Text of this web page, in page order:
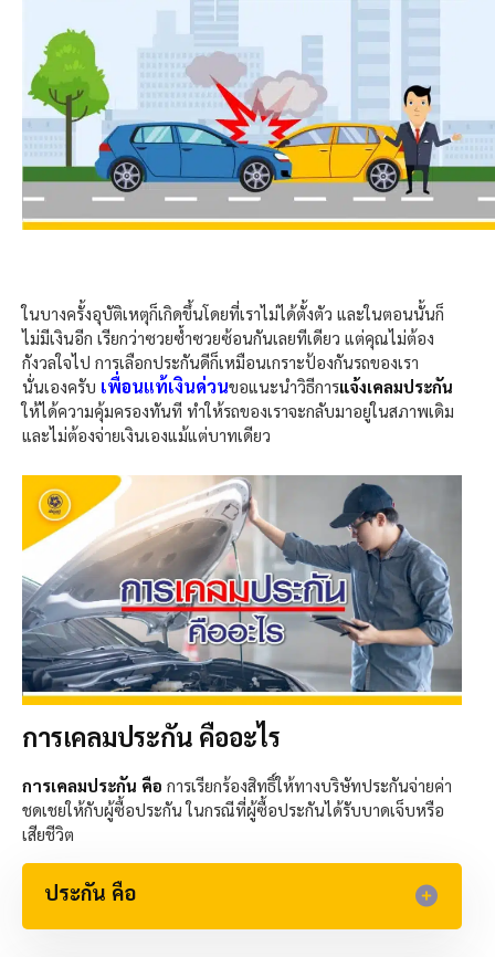
ในบางครั้งอุบัติเหตุก็เกิดขึ้นโดยที่เราไม่ได้ตั้งตัว และในตอนนั้นก็
ไม่มีเงินอีก เรียกว่าซวยซ้ำซวยซ้อนกันเลยทีเดียว แต่คุณไม่ต้อง
กังวลใจไป การเลือกประกันดีก็เหมือนเกราะป้องกันรถของเรา
นั่นเองครับ เพื่อนแท้เงินด่วนขอแนะนำวิธีการแจ้งเคลมประกัน
ให้ได้ความคุ้มครองทันที ทำให้รถของเราจะกลับมาอยู่ในสภาพเดิม
และไม่ต้องจ่ายเงินเองแม้แต่บาทเดียว
การเคลมประกัน คืออะไร
การเคลมประกัน คือ การเรียกร้องสิทธิ์ให้ทางบริษัทประกันจ่ายค่า
ชดเชยให้กับผู้ซื้อประกัน ในกรณีที่ผู้ซื้อประกันได้รับบาดเจ็บหรือ
เสียชีวิต
ประกัน คือ​